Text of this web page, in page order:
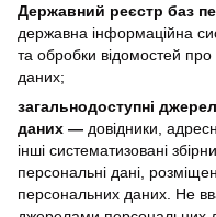
Державний реєстр баз
державна інформаційна
та обробки відомостей
даних;
загальнодоступні
даних — довідники,
інші систематизовані
персональні дані,
персональних даних. Не